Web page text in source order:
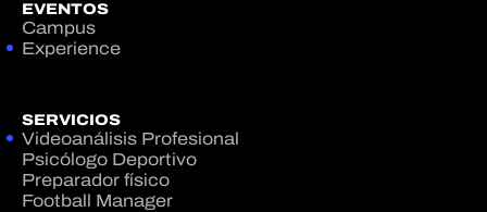
EVENTOS
Campus
Experience
SERVICIOS
Videoanálisis Profesional
Psicólogo Deportivo
Preparador físico
Football Manager